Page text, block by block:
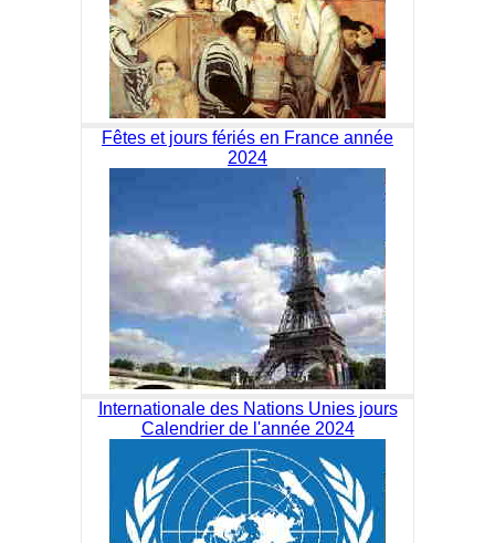
Fêtes et jours fériés en France année
2024
Internationale des Nations Unies jours
Calendrier de l'année 2024